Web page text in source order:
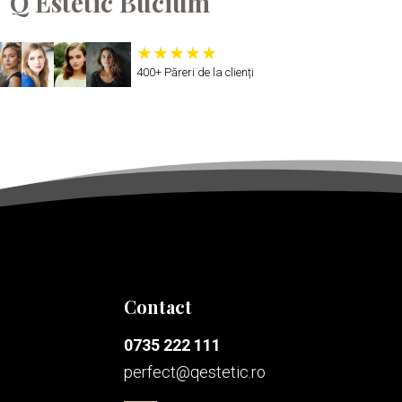
400+ Păreri de la clienți
Contact
0735 222 111
perfect@qestetic.ro